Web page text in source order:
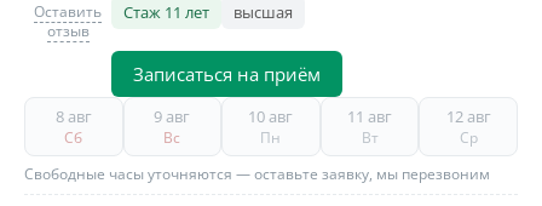
Оставить
отзыв
Стаж 11 лет высшая
Записаться на приём
8 авг
Сб
9 авг
Вс
10 авг
Пн
11 авг
Вт
12 авг
Ср
Свободные часы уточняются — оставьте заявку, мы перезвоним